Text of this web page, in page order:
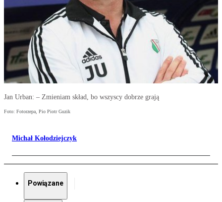
Jan Urban: – Zmieniam skład, bo wszyscy dobrze grają
Foto: Fotorzepa, Pio Piotr Guzik
Michał Kołodziejczyk
Powiązane